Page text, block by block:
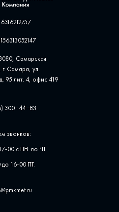
Самарская
г. Самара, ул.
95 лит. 4, офис ​419
300‒44‒83
звонков:
00 с ПН. по ЧТ.
до 16-00 ПТ.